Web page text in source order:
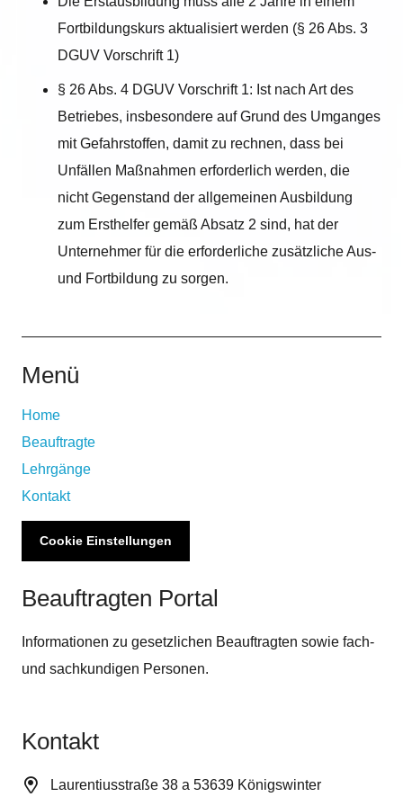
Fortbildungskurs aktualisiert werden (§ 26 Abs. 3
DGUV Vorschrift 1)
§ 26 Abs. 4 DGUV Vorschrift 1: Ist nach Art des
Betriebes, insbesondere auf Grund des Umganges
mit Gefahrstoffen, damit zu rechnen, dass bei
Unfällen Maßnahmen erforderlich werden, die
nicht Gegenstand der allgemeinen Ausbildung
zum Ersthelfer gemäß Absatz 2 sind, hat der
Unternehmer für die erforderliche zusätzliche Aus-
und Fortbildung zu sorgen.
Menü
Home
Beauftragte
Lehrgänge
Kontakt
Cookie Einstellungen
Beauftragten Portal
Informationen zu gesetzlichen Beauftragten sowie fach-
und sachkundigen Personen.
Kontakt
Laurentiusstraße 38 a 53639 Königswinter